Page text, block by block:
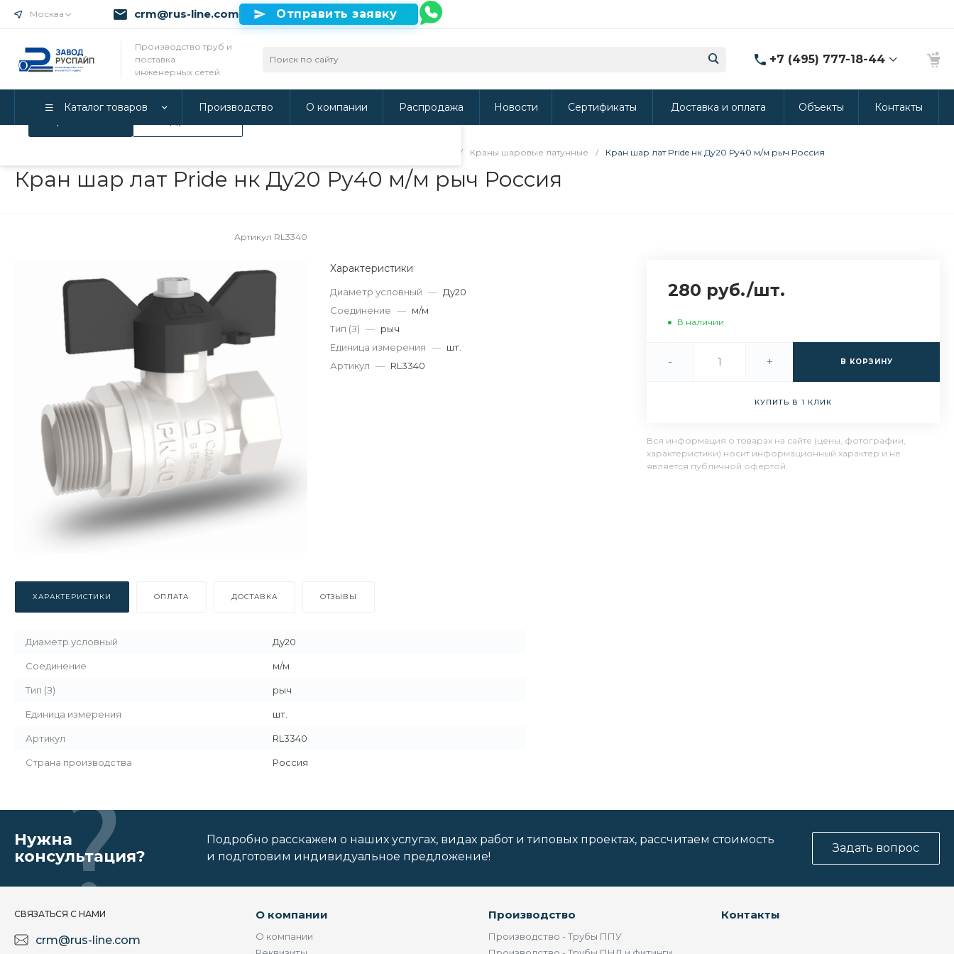
Мы используем Cookie. Если вы продолжаете использовать наш сайт, то
Политикой конфиденциальности
Москва crm@rus-line.com Отправить заявку
Производство труб и
поставка
инженерных сетей
+7 (495) 777-18-44
8 (986) 314-94-49
Промышленная 15
8:30-20:00
Каталог товаров Производство О компании Распродажа Новости Сертификаты Доставка и оплата Объекты Контакты
/ Краны шаровые латунные / Кран шар лат Pride нк Ду20 Ру40 м/м рыч Россия
Кран шар лат Pride нк Ду20 Ру40 м/м рыч Россия
Артикул RL3340
Характеристики
Диаметр условный — Ду20
Соединение — м/м
Тип (З) — рыч
Единица измерения — шт.
Артикул — RL3340
280 руб./шт.
В наличии
- + В КОРЗИНУ
КУПИТЬ В 1 КЛИК
Вся информация о товарах на сайте (цены, фотографии,
характеристики) носит информационный характер и не
является публичной офертой.
ХАРАКТЕРИСТИКИ ОПЛАТА ДОСТАВКА ОТЗЫВЫ
Диаметр условный Ду20
Соединение м/м
Тип (З) рыч
Единица измерения шт.
Артикул RL3340
Страна производства Россия
Нужна
консультация?
Подробно расскажем о наших услугах, видах работ и типовых проектах, рассчитаем стоимость
и подготовим индивидуальное предложение!
Задать вопрос
СВЯЗАТЬСЯ С НАМИ
crm@rus-line.com
О компании
О компании
Производство
Производство - Трубы ППУ
Контакты